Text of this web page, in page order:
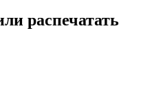
распечатать